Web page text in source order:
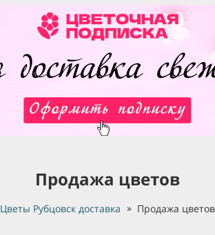
Продажа цветов
Цветы Рубцовск доставка Продажа цветов